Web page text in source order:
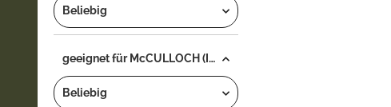
Beliebig
geeignet für McCULLOCH (ITALY) Motorsäge...
Beliebig